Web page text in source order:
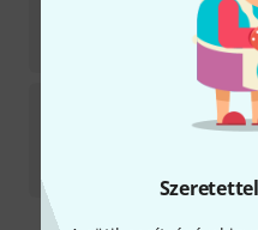
Azonnal
199 600Ft
Florida